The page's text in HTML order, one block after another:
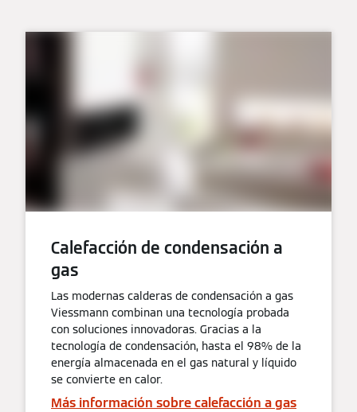
Calefacción de condensación a
gas
Las modernas calderas de condensación a gas
Viessmann combinan una tecnología probada
con soluciones innovadoras. Gracias a la
tecnología de condensación, hasta el 98% de la
energía almacenada en el gas natural y líquido
se convierte en calor.
Más información sobre calefacción a gas